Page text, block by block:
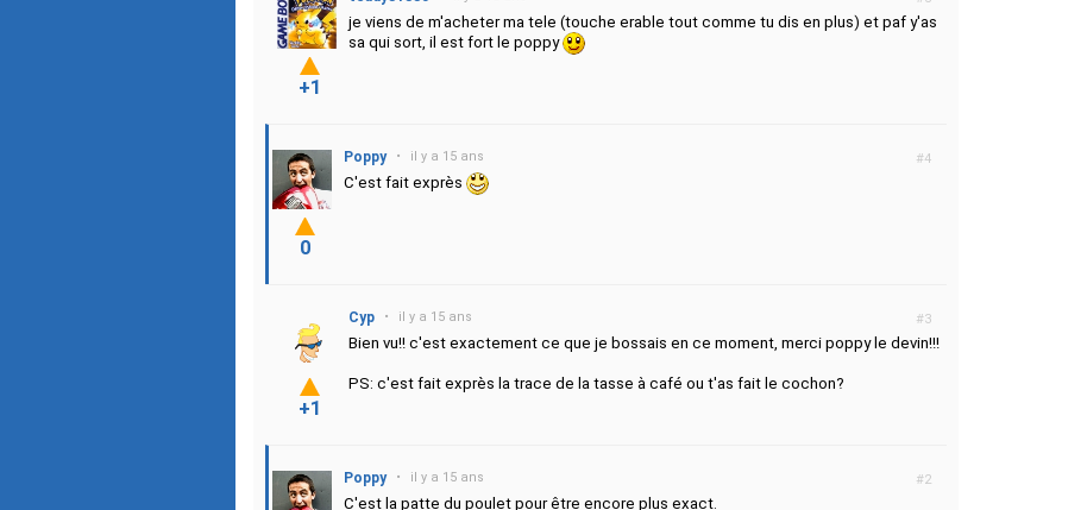
je viens de m'acheter ma tele (touche erable tout comme tu dis en plus) et paf y'as
sa qui sort, il est fort le poppy
+1
#4
Poppy • il y a 15 ans
C'est fait exprès
0
#3
Cyp • il y a 15 ans
Bien vu!! c'est exactement ce que je bossais en ce moment, merci poppy le devin!!!
PS: c'est fait exprès la trace de la tasse à café ou t'as fait le cochon?
+1
#2
Poppy • il y a 15 ans
C'est la patte du poulet pour être encore plus exact.